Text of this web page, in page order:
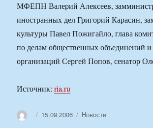
МФЕПН Валерий Алексеев,
иностранных дел Григорий Карасин,
культуры Павел Пожигайло, глава
по делам общественных объединений
организаций Сергей Попов, сенатор
Источник:ria.ru
АвторОпубликовано
15.09.2006 Рубрики
Новости